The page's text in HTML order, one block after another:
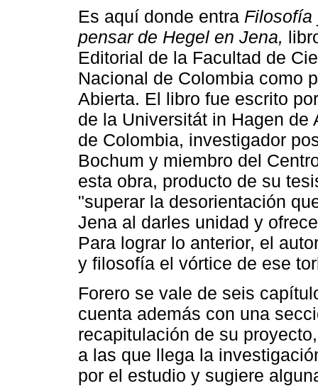
Es aquí donde entra Filosofía
pensar de Hegel en Jena,
Editorial de la Facultad de
Nacional de Colombia como
Abierta. El libro fue escrito
de la Universitát in Hagen
de Colombia, investigador
Bochum y miembro del
esta obra, producto de su
"superar la desorientación
Jena al darles unidad y
Para lograr lo anterior, el
y filosofía el vórtice de ese
Forero se vale de seis
cuenta además con una
recapitulación de su
a las que llega la
por el estudio y sugiere